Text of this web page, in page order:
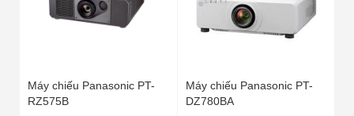
Máy chiếu Panasonic PT-
RZ575B
Máy chiếu Panasonic PT-
DZ780BA